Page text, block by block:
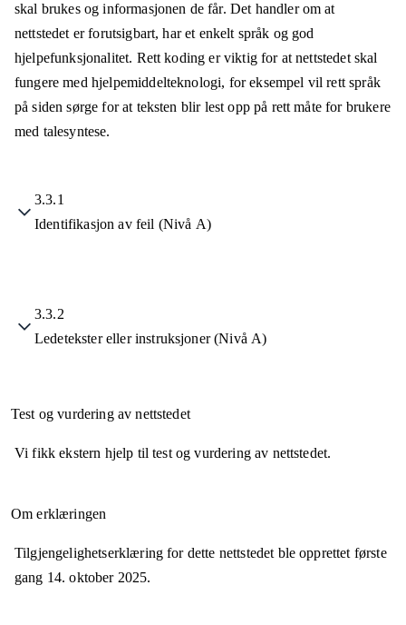
skal brukes og informasjonen de får. Det handler om at
nettstedet er forutsigbart, har et enkelt språk og god
hjelpefunksjonalitet. Rett koding er viktig for at nettstedet skal
fungere med hjelpemiddelteknologi, for eksempel vil rett språk
på siden sørge for at teksten blir lest opp på rett måte for brukere
med talesyntese.
3.3.1
Identifikasjon av feil (Nivå A)
3.3.2
Ledetekster eller instruksjoner (Nivå A)
Test og vurdering av nettstedet
Vi fikk ekstern hjelp til test og vurdering av nettstedet.
Om erklæringen
Tilgjengelighetserklæring for dette nettstedet ble opprettet første
gang 14. oktober 2025.